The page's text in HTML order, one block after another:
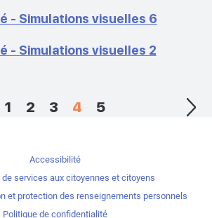
- Simulations visuelles 6
- Simulations visuelles 2
1 2 3 4 5
Accessibilité
services aux citoyennes et citoyens
et protection des renseignements personnels
Politique de confidentialité